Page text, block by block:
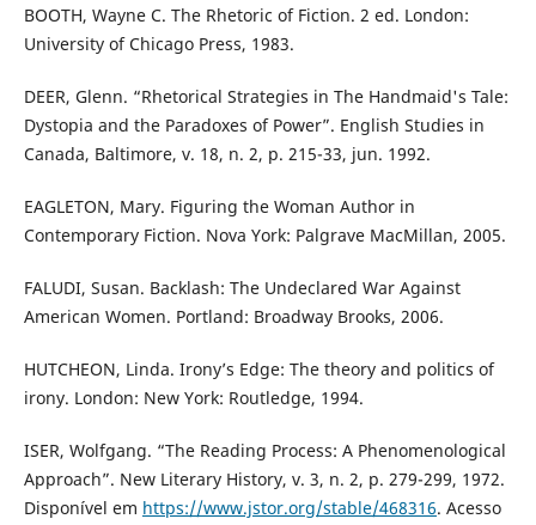
BOOTH, Wayne C. The Rhetoric of Fiction. 2 ed. London:
University of Chicago Press, 1983.
DEER, Glenn. “Rhetorical Strategies in The Handmaid's Tale:
Dystopia and the Paradoxes of Power”. English Studies in
Canada, Baltimore, v. 18, n. 2, p. 215-33, jun. 1992.
EAGLETON, Mary. Figuring the Woman Author in
Contemporary Fiction. Nova York: Palgrave MacMillan, 2005.
FALUDI, Susan. Backlash: The Undeclared War Against
American Women. Portland: Broadway Brooks, 2006.
HUTCHEON, Linda. Irony’s Edge: The theory and politics of
irony. London: New York: Routledge, 1994.
ISER, Wolfgang. “The Reading Process: A Phenomenological
Approach”. New Literary History, v. 3, n. 2, p. 279-299, 1972.
Disponível em https://www.jstor.org/stable/468316. Acesso